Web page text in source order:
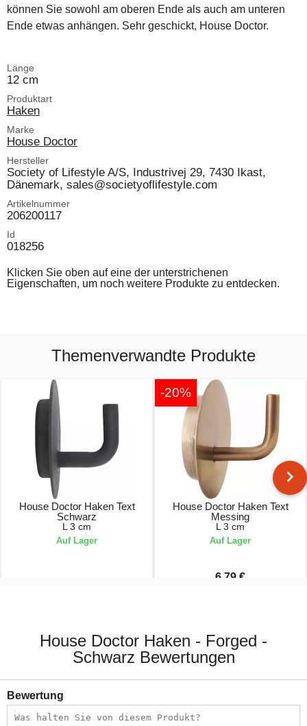
können Sie sowohl am oberen Ende als auch am unteren
Ende etwas anhängen. Sehr geschickt, House Doctor.
Länge
12 cm
Produktart
Haken
Marke
House Doctor
Hersteller
Society of Lifestyle A/S, Industrivej 29, 7430 Ikast,
Dänemark, sales@societyoflifestyle.com
Artikelnummer
206200117
Id
018256
Klicken Sie oben auf eine der unterstrichenen
Eigenschaften, um noch weitere Produkte zu entdecken.
Themenverwandte Produkte
House Doctor Haken Text
Schwarz
L 3 cm
Auf Lager
-20%
House Doctor Haken Text
Messing
L 3 cm
Auf Lager
6,79 €
House Doctor Haken - Forged -
Schwarz Bewertungen
Bewertung